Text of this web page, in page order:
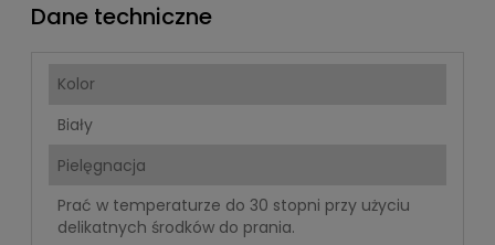
Dane techniczne
Kolor
Biały
Pielęgnacja
Prać w temperaturze do 30 stopni przy użyciu
delikatnych środków do prania.